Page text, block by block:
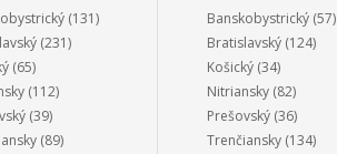
(131)
(231)
(65)
(112)
(39)
(89)
Banskobystrický(57)
Bratislavský(124)
Košický(34)
Nitriansky(82)
Prešovský(36)
Trenčiansky(134)